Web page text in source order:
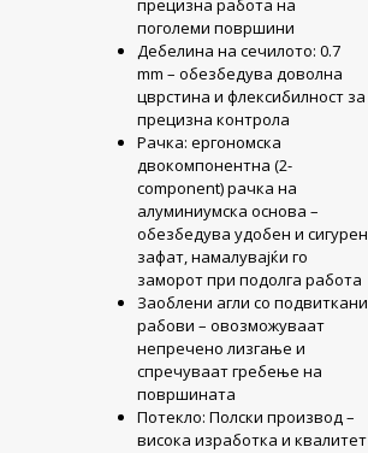
прецизна работа на
поголеми површини
Дебелина на сечилото: 0.7
mm – обезбедува доволна
цврстина и флексибилност за
прецизна контрола
Рачка: ергономска
двокомпонентна (2-
component) рачка на
алуминиумска основа –
обезбедува удобен и сигурен
зафат, намалувајќи го
заморот при подолга работа
Заоблени агли со подвиткани
рабови – овозможуваат
непречено лизгање и
спречуваат гребење на
површината
Потекло: Полски производ –
висока изработка и квалитет